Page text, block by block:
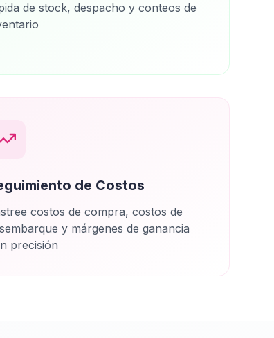
de stock, despacho y conteos de
de Costos
costos de compra, costos de
y márgenes de ganancia
precisión